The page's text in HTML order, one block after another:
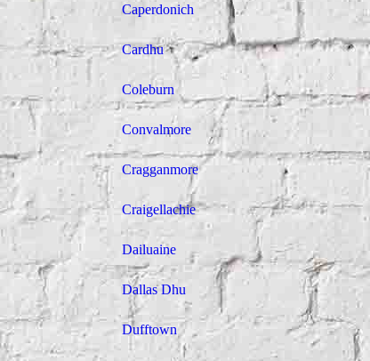
Caperdonich
Cardhu
Coleburn
Convalmore
Cragganmore
Craigellachie
Dailuaine
Dallas Dhu
Dufftown